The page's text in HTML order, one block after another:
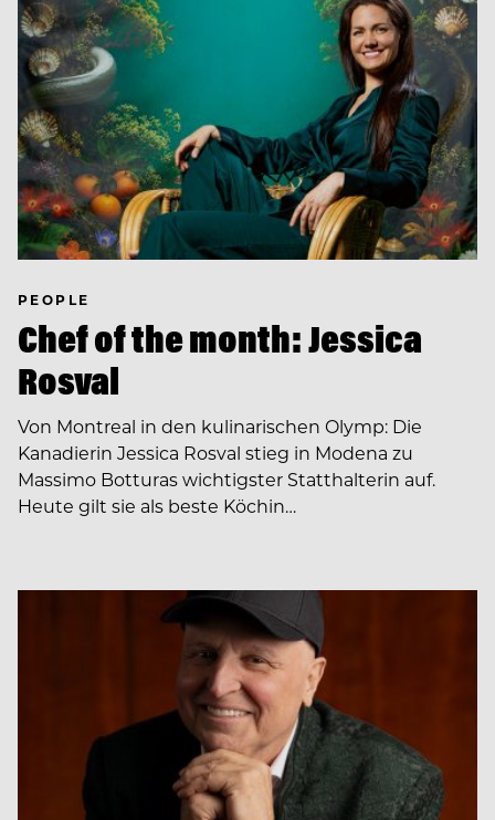
PEOPLE
Chef of the month: Jessica
Rosval
Von Montreal in den kulinarischen Olymp: Die
Kanadierin Jessica Rosval stieg in Modena zu
Massimo Botturas wichtigster Statthalterin auf.
Heute gilt sie als beste Köchin…